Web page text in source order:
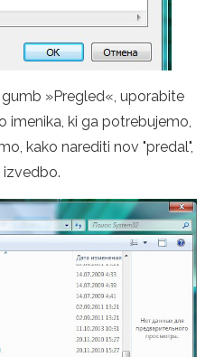
»Pregled«, uporabite
imenika, ki ga potrebujemo,
kako narediti nov "predal",
izvedbo.